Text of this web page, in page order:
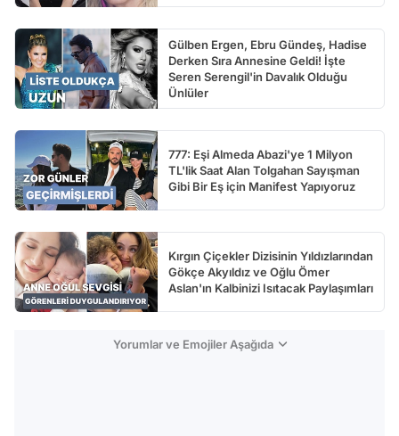
Gülben Ergen, Ebru Gündeş, Hadise
Derken Sıra Annesine Geldi! İşte
Seren Serengil'in Davalık Olduğu
Ünlüler
777: Eşi Almeda Abazi'ye 1 Milyon
TL'lik Saat Alan Tolgahan Sayışman
Gibi Bir Eş için Manifest Yapıyoruz
Kırgın Çiçekler Dizisinin Yıldızlarından
Gökçe Akyıldız ve Oğlu Ömer
Aslan'ın Kalbinizi Isıtacak Paylaşımları
Yorumlar ve Emojiler Aşağıda